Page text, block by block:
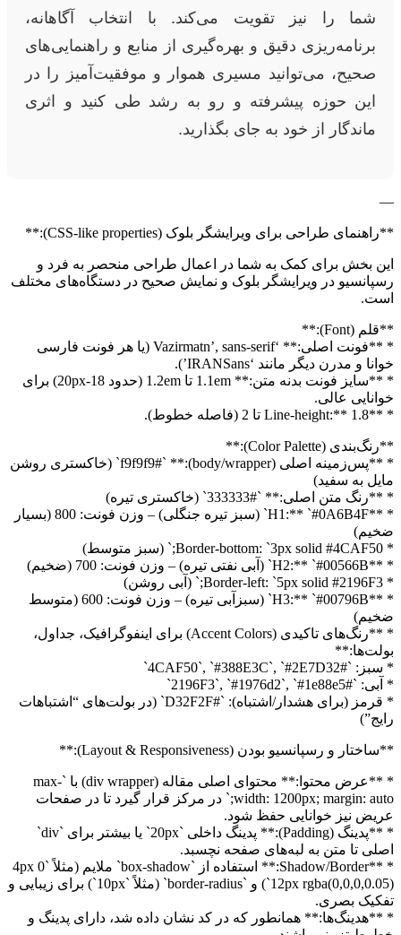
شما را نیز تقویت می‌کند. با انتخاب آگاهانه،
برنامه‌ریزی دقیق و بهره‌گیری از منابع و راهنمایی‌های
صحیح، می‌توانید مسیری هموار و موفقیت‌آمیز را در
این حوزه پیشرفته و رو به رشد طی کنید و اثری
ماندگار از خود به جای بگذارید.
—
**راهنمای طراحی برای ویرایشگر بلوک (CSS-like properties):**
این بخش برای کمک به شما در اعمال طراحی منحصر به فرد و
رسپانسیو در ویرایشگر بلوک و نمایش صحیح در دستگاه‌های مختلف
است.
**قلم (Font):**
* **فونت اصلی:** ‘Vazirmatn’, sans-serif (یا هر فونت فارسی
خوانا و مدرن دیگر مانند ‘IRANSans’).
* **سایز فونت بدنه متن:** 1.1em تا 1.2em (حدود 18-20px) برای
خوانایی عالی.
* **Line-height:** 1.8 تا 2 (فاصله خطوط).
**رنگ‌بندی (Color Palette):**
* **پس‌زمینه اصلی (body/wrapper):** `#f9f9f9` (خاکستری روشن
مایل به سفید)
* **رنگ متن اصلی:** `#333333` (خاکستری تیره)
* **H1:** `#0A6B4F` (سبز تیره جنگلی) – وزن فونت: 800 (بسیار
ضخیم)
* Border-bottom: `3px solid #4CAF50;` (سبز متوسط)
* **H2:** `#00566B` (آبی نفتی تیره) – وزن فونت: 700 (ضخیم)
* Border-left: `5px solid #2196F3;` (آبی روشن)
* **H3:** `#00796B` (سبزآبی تیره) – وزن فونت: 600 (متوسط
ضخیم)
* **رنگ‌های تاکیدی (Accent Colors) برای اینفوگرافیک، جداول،
بولت‌ها:**
* سبز: `#4CAF50`, `#388E3C`, `#2E7D32`
* آبی: `#2196F3`, `#1976d2`, `#1e88e5`
* قرمز (برای هشدار/اشتباه): `#D32F2F` (در بولت‌های “اشتباهات
رایج”)
**ساختار و رسپانسیو بودن (Layout & Responsiveness):**
* **عرض محتوا:** محتوای اصلی مقاله (div wrapper) با `max-
width: 1200px; margin: auto;` در مرکز قرار گیرد تا در صفحات
عریض نیز خوانایی حفظ شود.
* **پدینگ (Padding):** پدینگ داخلی `20px` یا بیشتر برای `div`
اصلی تا متن به لبه‌های صفحه نچسبد.
* **Shadow/Border:** استفاده از `box-shadow` ملایم (مثلاً `0 4px
12px rgba(0,0,0,0.05)`) و `border-radius` (مثلاً `10px`) برای زیبایی و
تفکیک بصری.
* **هدینگ‌ها:** همانطور که در کد نشان داده شد، دارای پدینگ و